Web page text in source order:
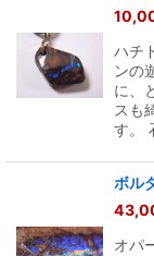
ハチ
ンの
に、
スも
す。
ボル
オパ